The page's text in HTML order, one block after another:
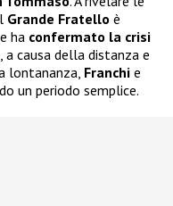
Grande Fratello è
ha confermato la crisi
a causa della distanza e
lontananza, Franchi e
un periodo semplice.